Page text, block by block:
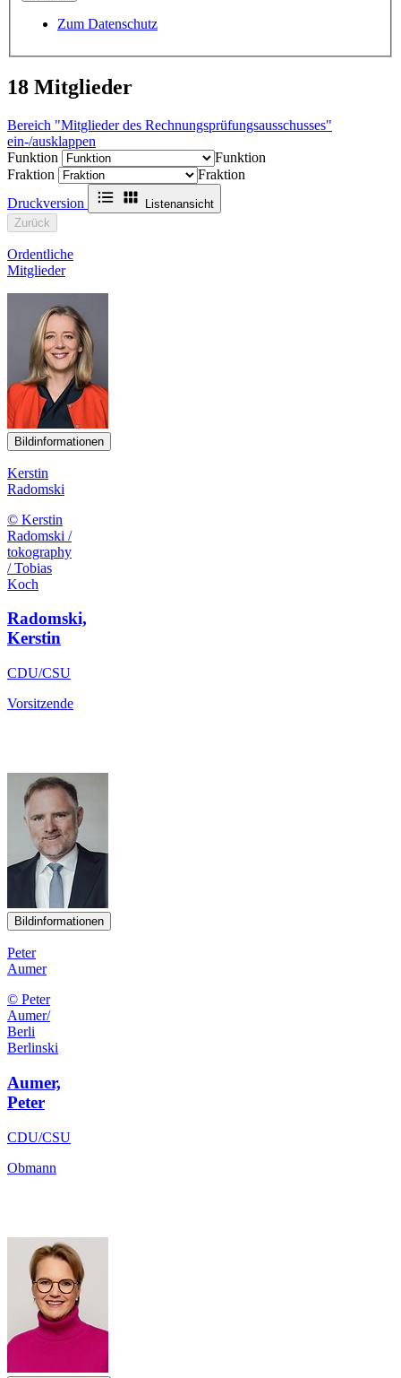
Zum Datenschutz
18 Mitglieder
Bereich "Mitglieder des Rechnungsprüfungsausschusses"
ein-/ausklappen
Funktion
Funktion
Fraktion
Fraktion
Druckversion
Listenansicht
Zurück
Ordentliche
Mitglieder
Bildinformationen
Kerstin
Radomski
© Kerstin
Radomski /
tokography
/ Tobias
Koch
Radomski,
Kerstin
CDU/CSU
Vorsitzende
Bildinformationen
Peter
Aumer
© Peter
Aumer/
Berli
Berlinski
Aumer,
Peter
CDU/CSU
Obmann